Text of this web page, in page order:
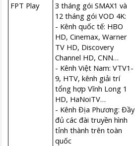
FPT Play
3 tháng gói SMAX1 và
12 tháng gói VOD 4K:
- Kênh quốc tế: HBO
HD, Cinemax, Warner
TV HD, Discovery
Channel HD, CNN…
- Kênh Việt Nam: VTV1-
9, HTV, kênh giải trí
tổng hợp Vĩnh Long 1
HD, HaNoiTV…
- Kênh Địa Phương: Đầy
đủ các đài truyền hình
tỉnh thành trên toàn
quốc